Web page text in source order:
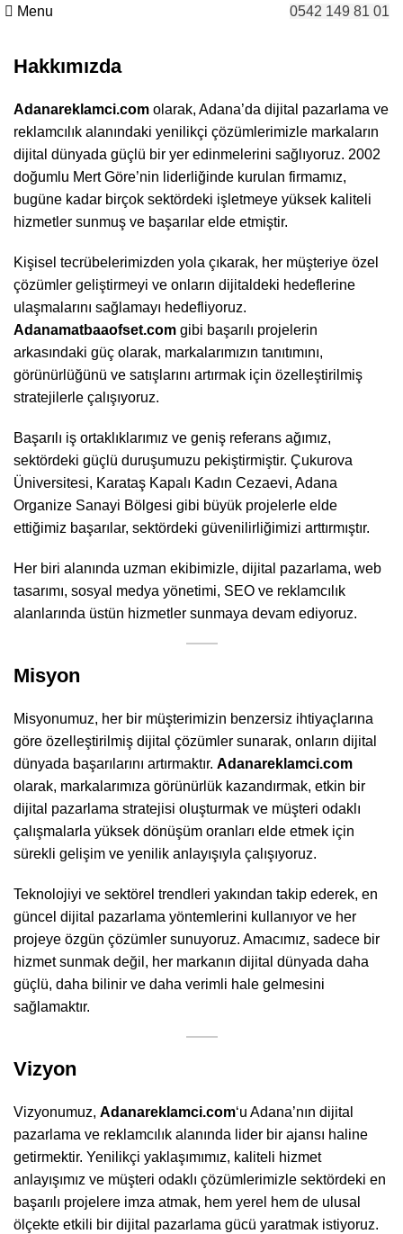
Menu 0542 149 81 01
Hakkımızda
Hakkımızda
Adanareklamci.com olarak, Adana’da dijital pazarlama ve
reklamcılık alanındaki yenilikçi çözümlerimizle markaların
dijital dünyada güçlü bir yer edinmelerini sağlıyoruz. 2002
doğumlu Mert Göre’nin liderliğinde kurulan firmamız,
bugüne kadar birçok sektördeki işletmeye yüksek kaliteli
hizmetler sunmuş ve başarılar elde etmiştir.
Kişisel tecrübelerimizden yola çıkarak, her müşteriye özel
çözümler geliştirmeyi ve onların dijitaldeki hedeflerine
ulaşmalarını sağlamayı hedefliyoruz.
Adanamatbaaofset.com gibi başarılı projelerin
arkasındaki güç olarak, markalarımızın tanıtımını,
görünürlüğünü ve satışlarını artırmak için özelleştirilmiş
stratejilerle çalışıyoruz.
Başarılı iş ortaklıklarımız ve geniş referans ağımız,
sektördeki güçlü duruşumuzu pekiştirmiştir. Çukurova
Üniversitesi, Karataş Kapalı Kadın Cezaevi, Adana
Organize Sanayi Bölgesi gibi büyük projelerle elde
ettiğimiz başarılar, sektördeki güvenilirliğimizi arttırmıştır.
Her biri alanında uzman ekibimizle, dijital pazarlama, web
tasarımı, sosyal medya yönetimi, SEO ve reklamcılık
alanlarında üstün hizmetler sunmaya devam ediyoruz.
Misyon
Misyonumuz, her bir müşterimizin benzersiz ihtiyaçlarına
göre özelleştirilmiş dijital çözümler sunarak, onların dijital
dünyada başarılarını artırmaktır. Adanareklamci.com
olarak, markalarımıza görünürlük kazandırmak, etkin bir
dijital pazarlama stratejisi oluşturmak ve müşteri odaklı
çalışmalarla yüksek dönüşüm oranları elde etmek için
sürekli gelişim ve yenilik anlayışıyla çalışıyoruz.
Teknolojiyi ve sektörel trendleri yakından takip ederek, en
güncel dijital pazarlama yöntemlerini kullanıyor ve her
projeye özgün çözümler sunuyoruz. Amacımız, sadece bir
hizmet sunmak değil, her markanın dijital dünyada daha
güçlü, daha bilinir ve daha verimli hale gelmesini
sağlamaktır.
Vizyon
Vizyonumuz, Adanareklamci.com‘u Adana’nın dijital
pazarlama ve reklamcılık alanında lider bir ajansı haline
getirmektir. Yenilikçi yaklaşımımız, kaliteli hizmet
anlayışımız ve müşteri odaklı çözümlerimizle sektördeki en
başarılı projelere imza atmak, hem yerel hem de ulusal
ölçekte etkili bir dijital pazarlama gücü yaratmak istiyoruz.